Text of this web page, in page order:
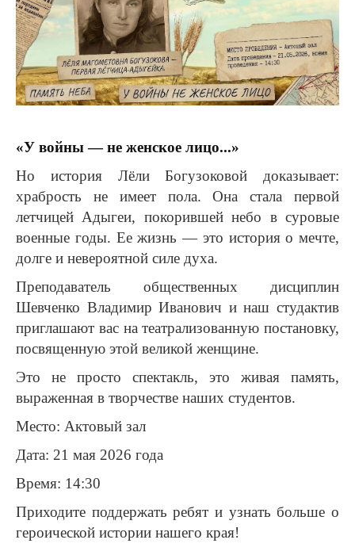
«У войны — не женское лицо...»
Но история Лёли Богузоковой доказывает:
храбрость не имеет пола. Она стала первой
летчицей Адыгеи, покорившей небо в суровые
военные годы. Ее жизнь — это история о мечте,
долге и невероятной силе духа.
Преподаватель общественных дисциплин
Шевченко Владимир Иванович и наш студактив
приглашают вас на театрализованную постановку,
посвященную этой великой женщине.
Это не просто спектакль, это живая память,
выраженная в творчестве наших студентов.
Место: Актовый зал
Дата: 21 мая 2026 года
Время: 14:30
Приходите поддержать ребят и узнать больше о
героической истории нашего края!